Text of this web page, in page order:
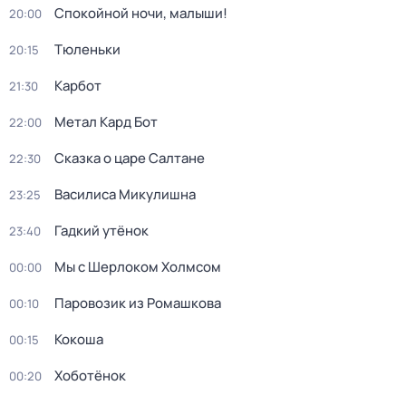
20:00 Спокойной ночи, малыши!
20:15 Тюленьки
21:30 Карбот
22:00 Метал Кард Бот
22:30 Сказка о царе Салтане
23:25 Василиса Микулишна
23:40 Гадкий утёнок
00:00 Мы с Шерлоком Холмсом
00:10 Паровозик из Ромашкова
00:15 Кокоша
00:20 Хоботёнок